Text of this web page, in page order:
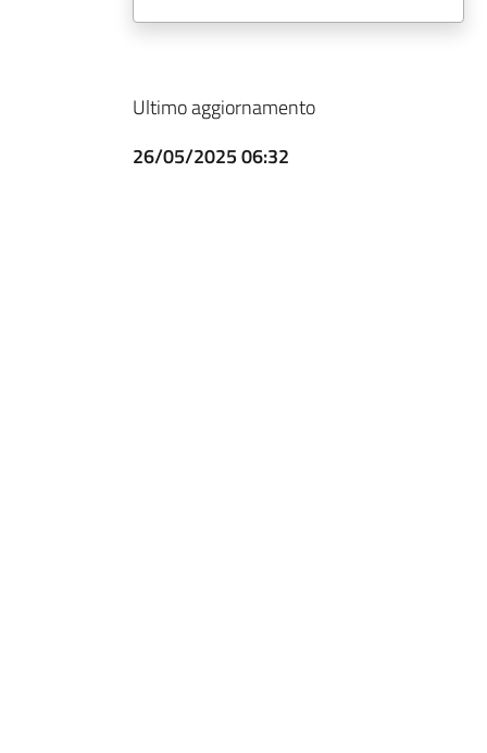
Ultimo aggiornamento
26/05/2025 06:32